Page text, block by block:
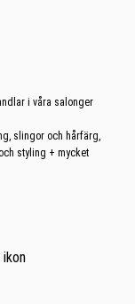
i våra salonger
slingor och hårfärg,
styling + mycket